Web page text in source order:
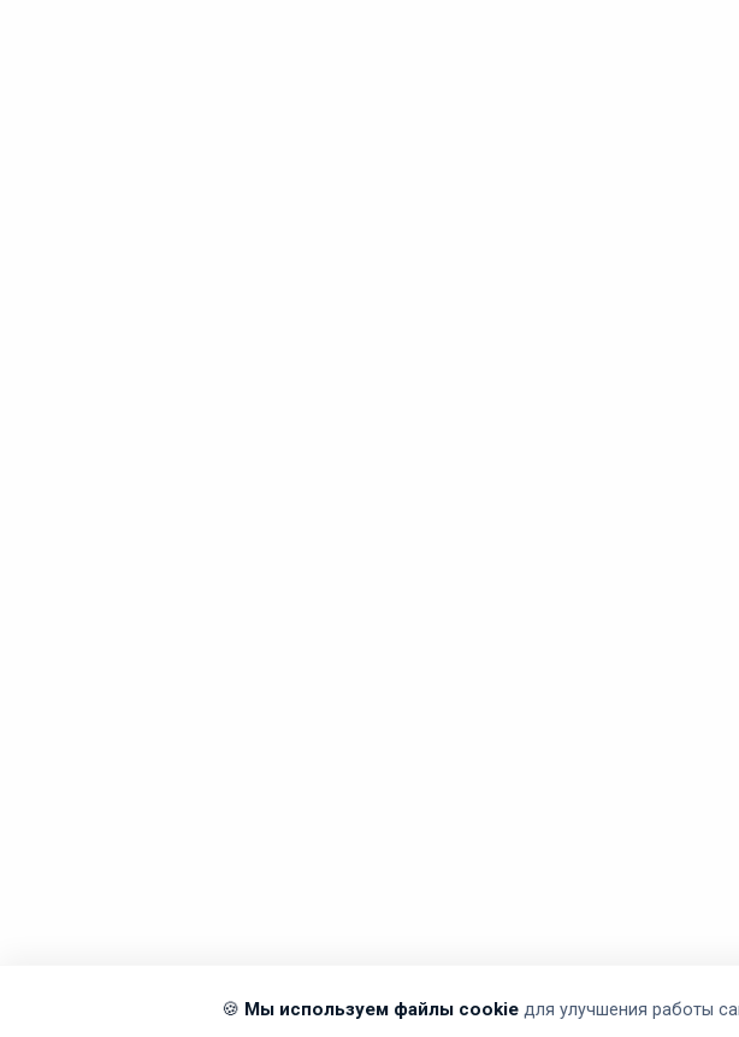
🍪 Мы используем файлы cookie для улучшения работы